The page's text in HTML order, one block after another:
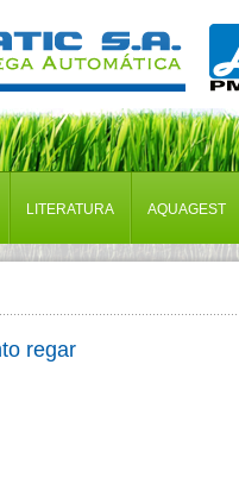
LITERATURA AQUAGEST
regar